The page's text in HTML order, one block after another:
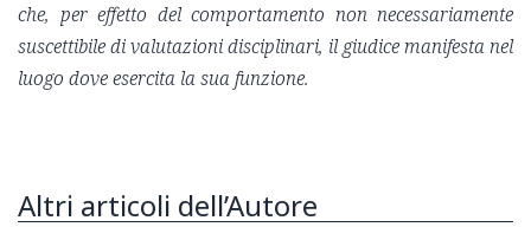
che, per effetto del comportamento non necessariamente
suscettibile di valutazioni disciplinari, il giudice manifesta nel
luogo dove esercita la sua funzione.
Altri articoli dell’Autore